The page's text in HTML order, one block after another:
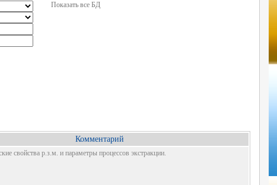
Показать все БД
Комментарий
свойства р.з.м. и параметры процессов экстракции.